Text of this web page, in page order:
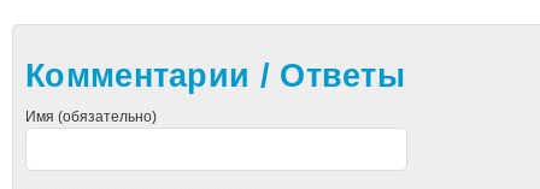
Комментарии / Ответы
Имя (обязательно)